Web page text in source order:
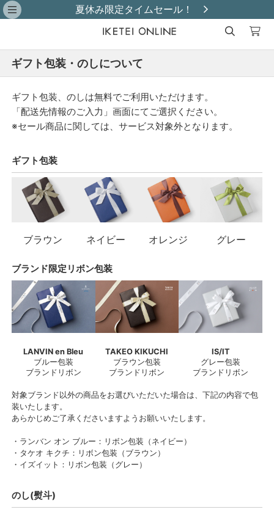
夏休み限定タイムセール！
ギフト包装・のしについて
ギフト包装、のしは無料でご利用いただけます。
「配送先情報のご入力」画面にてご選択ください。
※セール商品に関しては、サービス対象外となります。
ギフト包装
ブラウン ネイビー オレンジ グレー
ブランド限定リボン包装
LANVIN en Bleu
ブルー包装
ブランドリボン
TAKEO KIKUCHI
ブラウン包装
ブランドリボン
IS/IT
グレー包装
ブランドリボン
対象ブランド以外の商品をお選びいただいた場合は、下記の内容で包
装いたします。
あらかじめご了承くださいますようお願いいたします。
・ランバン オン ブルー：リボン包装（ネイビー）
・タケオ キクチ：リボン包装（ブラウン）
・イズイット：リボン包装（グレー）
のし(熨斗)